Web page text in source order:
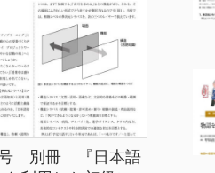
号 別冊 『日本語